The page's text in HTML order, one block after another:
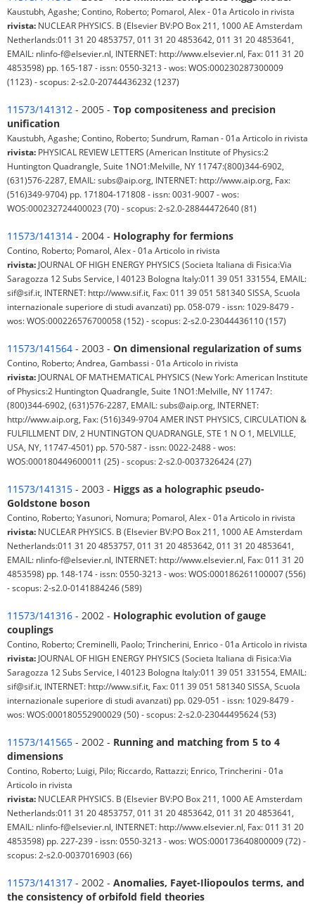
Kaustubh, Agashe; Contino, Roberto; Pomarol, Alex - 01a Articolo in rivista
rivista: NUCLEAR PHYSICS. B (Elsevier BV:PO Box 211, 1000 AE Amsterdam
Netherlands:011 31 20 4853757, 011 31 20 4853642, 011 31 20 4853641,
EMAIL: nlinfo-f@elsevier.nl, INTERNET: http://www.elsevier.nl, Fax: 011 31 20
4853598) pp. 165-187 - issn: 0550-3213 - wos: WOS:000230287300009
(1123) - scopus: 2-s2.0-20744436232 (1237)
11573/141312 - 2005 - Top compositeness and precision
unification
Kaustubh, Agashe; Contino, Roberto; Sundrum, Raman - 01a Articolo in rivista
rivista: PHYSICAL REVIEW LETTERS (American Institute of Physics:2
Huntington Quadrangle, Suite 1NO1:Melville, NY 11747:(800)344-6902,
(631)576-2287, EMAIL: subs@aip.org, INTERNET: http://www.aip.org, Fax:
(516)349-9704) pp. 171804-171808 - issn: 0031-9007 - wos:
WOS:000232724400023 (70) - scopus: 2-s2.0-28844472640 (81)
11573/141314 - 2004 - Holography for fermions
Contino, Roberto; Pomarol, Alex - 01a Articolo in rivista
rivista: JOURNAL OF HIGH ENERGY PHYSICS (Societa Italiana di Fisica:Via
Saragozza 12 Subs Service, I 40123 Bologna Italy:011 39 051 331554, EMAIL:
sif@sif.it, INTERNET: http://www.sif.it, Fax: 011 39 051 581340 SISSA, Scuola
internazionale superiore di studi avanzati) pp. 058-079 - issn: 1029-8479 -
wos: WOS:000226576700058 (152) - scopus: 2-s2.0-23044436110 (157)
11573/141564 - 2003 - On dimensional regularization of sums
Contino, Roberto; Andrea, Gambassi - 01a Articolo in rivista
rivista: JOURNAL OF MATHEMATICAL PHYSICS (New York: American Institute
of Physics:2 Huntington Quadrangle, Suite 1NO1:Melville, NY 11747:
(800)344-6902, (631)576-2287, EMAIL: subs@aip.org, INTERNET:
http://www.aip.org, Fax: (516)349-9704 AMER INST PHYSICS, CIRCULATION &
FULFILLMENT DIV, 2 HUNTINGTON QUADRANGLE, STE 1 N O 1, MELVILLE,
USA, NY, 11747-4501) pp. 570-587 - issn: 0022-2488 - wos:
WOS:000180449600011 (25) - scopus: 2-s2.0-0037326424 (27)
11573/141315 - 2003 - Higgs as a holographic pseudo-
Goldstone boson
Contino, Roberto; Yasunori, Nomura; Pomarol, Alex - 01a Articolo in rivista
rivista: NUCLEAR PHYSICS. B (Elsevier BV:PO Box 211, 1000 AE Amsterdam
Netherlands:011 31 20 4853757, 011 31 20 4853642, 011 31 20 4853641,
EMAIL: nlinfo-f@elsevier.nl, INTERNET: http://www.elsevier.nl, Fax: 011 31 20
4853598) pp. 148-174 - issn: 0550-3213 - wos: WOS:000186261100007 (556)
- scopus: 2-s2.0-0141884246 (589)
11573/141316 - 2002 - Holographic evolution of gauge
couplings
Contino, Roberto; Creminelli, Paolo; Trincherini, Enrico - 01a Articolo in rivista
rivista: JOURNAL OF HIGH ENERGY PHYSICS (Societa Italiana di Fisica:Via
Saragozza 12 Subs Service, I 40123 Bologna Italy:011 39 051 331554, EMAIL:
sif@sif.it, INTERNET: http://www.sif.it, Fax: 011 39 051 581340 SISSA, Scuola
internazionale superiore di studi avanzati) pp. 029-051 - issn: 1029-8479 -
wos: WOS:000180552900029 (50) - scopus: 2-s2.0-23044495624 (53)
11573/141565 - 2002 - Running and matching from 5 to 4
dimensions
Contino, Roberto; Luigi, Pilo; Riccardo, Rattazzi; Enrico, Trincherini - 01a
Articolo in rivista
rivista: NUCLEAR PHYSICS. B (Elsevier BV:PO Box 211, 1000 AE Amsterdam
Netherlands:011 31 20 4853757, 011 31 20 4853642, 011 31 20 4853641,
EMAIL: nlinfo-f@elsevier.nl, INTERNET: http://www.elsevier.nl, Fax: 011 31 20
4853598) pp. 227-239 - issn: 0550-3213 - wos: WOS:000173640800009 (72) -
scopus: 2-s2.0-0037016903 (66)
11573/141317 - 2002 - Anomalies, Fayet-Iliopoulos terms, and
the consistency of orbifold field theories